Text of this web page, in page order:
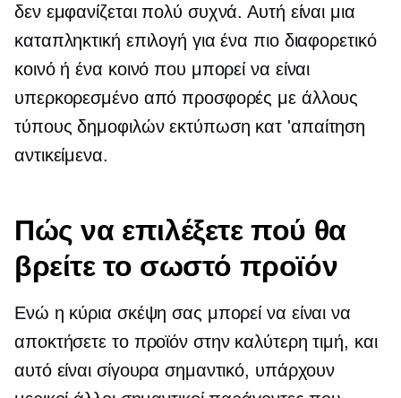
δεν εμφανίζεται πολύ συχνά. Αυτή είναι μια
καταπληκτική επιλογή για ένα πιο διαφορετικό
κοινό ή ένα κοινό που μπορεί να είναι
υπερκορεσμένο από προσφορές με άλλους
τύπους δημοφιλώνεκτύπωση κατ 'απαίτηση
αντικείμενα.
Πώς να επιλέξετε πού θα
βρείτε το σωστό προϊόν
Ενώ η κύρια σκέψη σας μπορεί να είναι να
αποκτήσετε το προϊόν στην καλύτερη τιμή, και
αυτό είναι σίγουρα σημαντικό, υπάρχουν